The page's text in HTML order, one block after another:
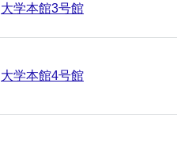
大学本館3号館
大学本館4号館